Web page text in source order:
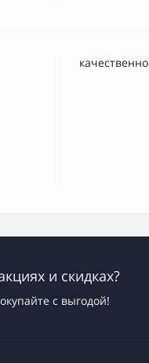
качественно
и скидках?
с выгодой!